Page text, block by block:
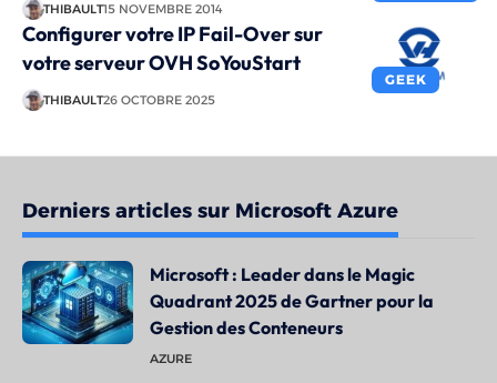
THIBAULT15 NOVEMBRE 2014
GEEK
Configurer votre IP Fail-Over sur
votre serveur OVH SoYouStart
THIBAULT26 OCTOBRE 2025
Derniers articles sur Microsoft Azure
Microsoft : Leader dans le Magic
Quadrant 2025 de Gartner pour la
Gestion des Conteneurs
AZURE